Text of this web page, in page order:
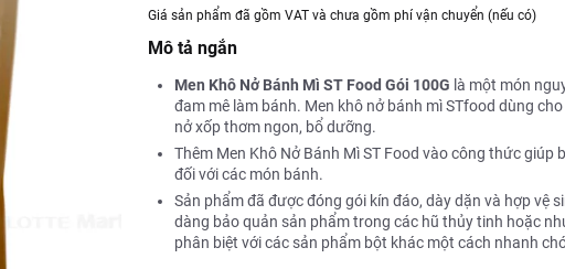
Giá sản phẩm đã gồm VAT và chưa gồm phí vận chuyển (nếu có)
Mô tả ngắn
Men Khô Nở Bánh Mì ST Food Gói 100G là một món
đam mê làm bánh. Men khô nở bánh mì STfood dùng
nở xốp thơm ngon, bổ dưỡng.
Thêm Men Khô Nở Bánh Mì ST Food vào công thức
đối với các món bánh.
Sản phẩm đã được đóng gói kín đáo, dày dặn và hợp vệ
dàng bảo quản sản phẩm trong các hũ thủy tinh hoặc
phân biệt với các sản phẩm bột khác một cách nhanh